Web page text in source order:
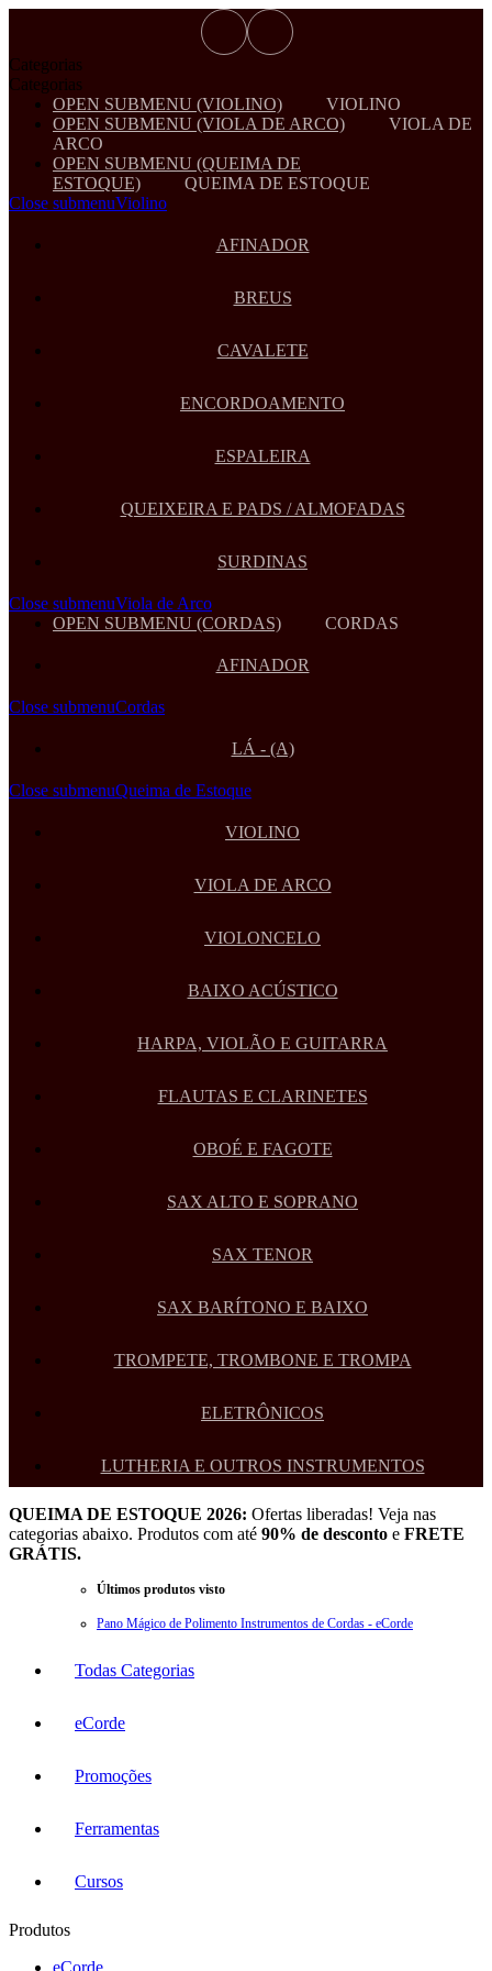
Categorias
Categorias
OPEN SUBMENU (VIOLINO)
VIOLINO
OPEN SUBMENU (VIOLA DE ARCO)
VIOLA DE
ARCO
OPEN SUBMENU (QUEIMA DE
ESTOQUE)
QUEIMA DE ESTOQUE
Close submenuViolino
AFINADOR
BREUS
CAVALETE
ENCORDOAMENTO
ESPALEIRA
QUEIXEIRA E PADS / ALMOFADAS
SURDINAS
Close submenuViola de Arco
OPEN SUBMENU (CORDAS)
CORDAS
AFINADOR
Close submenuCordas
LÁ - (A)
Close submenuQueima de Estoque
VIOLINO
VIOLA DE ARCO
VIOLONCELO
BAIXO ACÚSTICO
HARPA, VIOLÃO E GUITARRA
FLAUTAS E CLARINETES
OBOÉ E FAGOTE
SAX ALTO E SOPRANO
SAX TENOR
SAX BARÍTONO E BAIXO
TROMPETE, TROMBONE E TROMPA
ELETRÔNICOS
LUTHERIA E OUTROS INSTRUMENTOS
QUEIMA DE ESTOQUE 2026: Ofertas liberadas! Veja nas
categorias abaixo. Produtos com até 90% de desconto e FRETE
GRÁTIS.
Últimos produtos visto
Pano Mágico de Polimento Instrumentos de Cordas - eCorde
Todas Categorias
eCorde
Promoções
Ferramentas
Cursos
Produtos
eCorde